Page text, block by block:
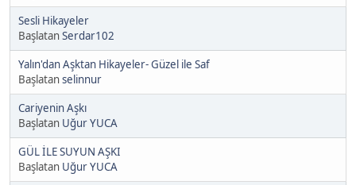
Sesli Hikayeler
BaşlatanSerdar102
Yalın'dan Aşktan Hikayeler- Güzel ile Saf
Başlatanselinnur
Cariyenin Aşkı
Başlatan Uğur YUCA
GÜL İLE SUYUN AŞKI
Başlatan Uğur YUCA